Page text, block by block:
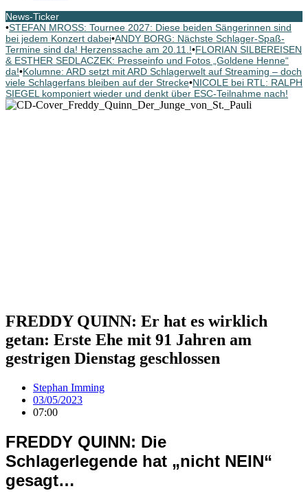
News-Ticker
•STEFAN MROSS: Tournee 2027: Diese beiden Sängerinnen sind
bei jedem Konzert dabei•ANDY BORG: Nächste Schlager-Spaß-
Termine sind da! Herzenssache am 20.11.!•FLORIAN SILBEREISEN
& ESTHER SEDLACZEK: Presseinfo und Fotos „Goldene Henne“
da!•Kolumne: ARD setzt mit ARD Schlagerwelt auf Streaming – doch
viele Schlagerfans bleiben auf der Strecke•NICOLE bei RTL: RALPH
SIEGEL komponiert wieder und denkt über ESC-Teilnahme nach!
FREDDY QUINN: Er hat es wirklich
getan: Erste Ehe mit 91 Jahren am
gestrigen Dienstag geschlossen
Stephan Imming
03/05/2023
07:00
FREDDY QUINN: Die
Schlagerlegende hat „nicht NEIN“
gesagt…